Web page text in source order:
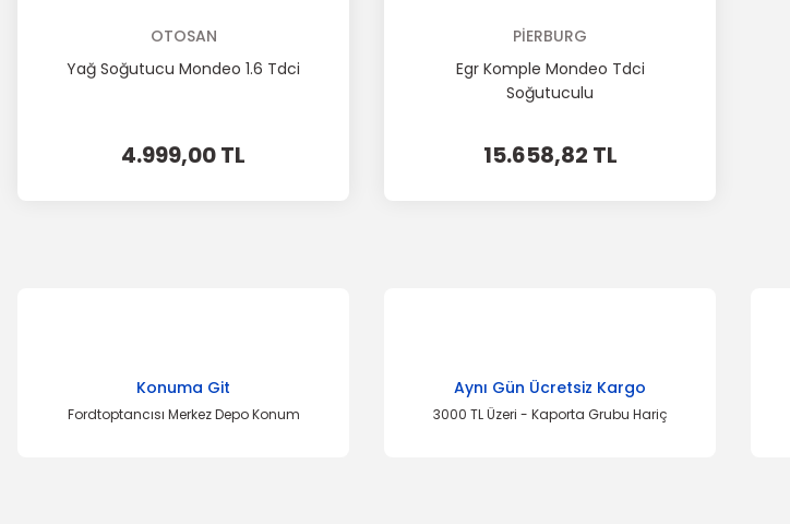
OTOSAN
Yağ Soğutucu Mondeo 1.6 Tdci
4.999,00 TL
PİERBURG
Egr Komple Mondeo Tdci
Soğutuculu
15.658,82 TL
Konuma Git
Fordtoptancısı Merkez Depo Konum
Aynı Gün Ücretsiz Kargo
3000 TL Üzeri - Kaporta Grubu Hariç